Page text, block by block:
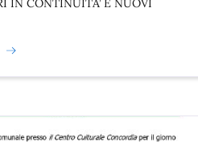
IN CONTINUITA’ E NUOVI
N. 2 AVVISI DISTRETTUALI }